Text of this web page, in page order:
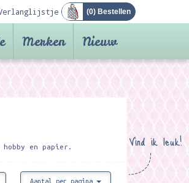
(0) Bestellen
Merken Nieuw
Vind ik leuk!
en papier.
Aantal per pagina